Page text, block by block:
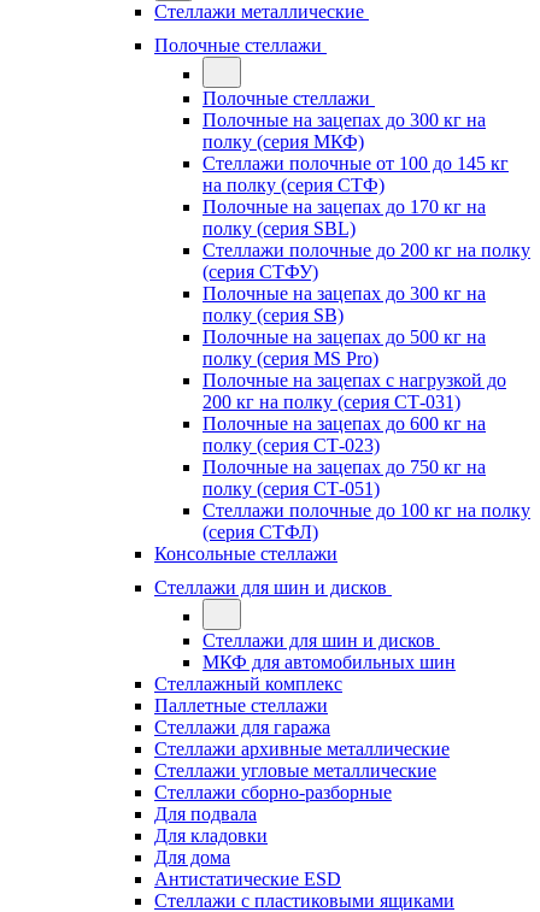
Стеллажи металлические
Полочные стеллажи
Полочные стеллажи
Полочные на зацепах до 300 кг на
полку (серия МКФ)
Стеллажи полочные от 100 до 145 кг
на полку (серия СТФ)
Полочные на зацепах до 170 кг на
полку (серия SBL)
Стеллажи полочные до 200 кг на полку
(серия СТФУ)
Полочные на зацепах до 300 кг на
полку (серия SB)
Полочные на зацепах до 500 кг на
полку (серия MS Pro)
Полочные на зацепах с нагрузкой до
200 кг на полку (серия СТ-031)
Полочные на зацепах до 600 кг на
полку (серия СТ-023)
Полочные на зацепах до 750 кг на
полку (серия СТ-051)
Стеллажи полочные до 100 кг на полку
(серия СТФЛ)
Консольные стеллажи
Стеллажи для шин и дисков
Стеллажи для шин и дисков
МКФ для автомобильных шин
Стеллажный комплекс
Паллетные стеллажи
Стеллажи для гаража
Стеллажи архивные металлические
Стеллажи угловые металлические
Стеллажи сборно-разборные
Для подвала
Для кладовки
Для дома
Антистатические ESD
Стеллажи с пластиковыми ящиками